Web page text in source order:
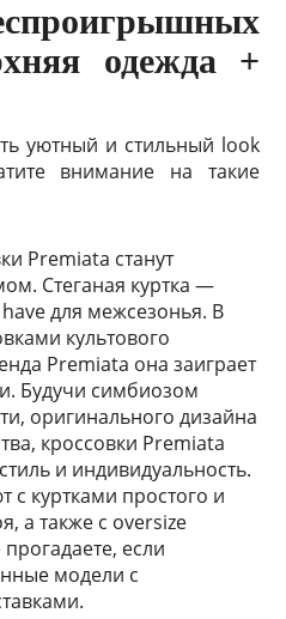
одежда +
уютный и стильный look
внимание на такие
Premiata станут
Стеганая куртка —
для межсезонья. В
культового
Premiata она заиграет
Будучи симбиозом
оригинального дизайна
кроссовки Premiata
и индивидуальность.
с куртками простого и
а также с oversize
если
модели с